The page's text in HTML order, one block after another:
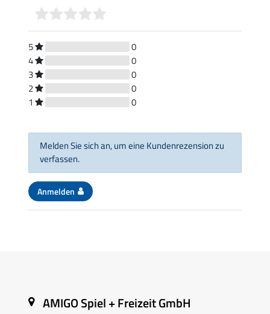
5
0
4
0
3
0
2
0
1
0
Melden Sie sich an, um eine Kundenrezension zu
verfassen.
Anmelden
AMIGO Spiel + Freizeit GmbH